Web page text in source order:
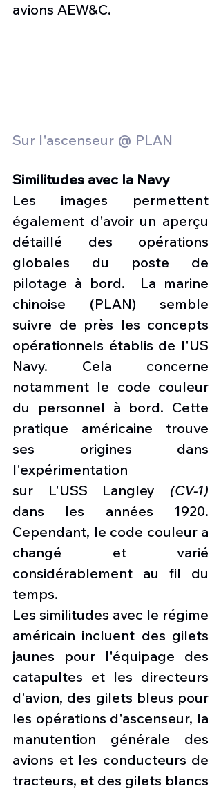
avions AEW&C.
Sur l'ascenseur @ PLAN
Similitudes avec la Navy
Les images permettent
également d'avoir un aperçu
détaillé des opérations
globales du poste de
pilotage à bord.  La marine
chinoise (PLAN) semble
suivre de près les concepts
opérationnels établis de l'US
Navy. Cela concerne
notamment le code couleur
du personnel à bord. Cette
pratique américaine trouve
ses origines dans
l'expérimentation
sur L'USS
Langley (CV-1)
dans les années 1920.
Cependant, le code couleur a
changé et varié
considérablement au fil du
temps.
Les similitudes avec le régime
américain incluent des gilets
jaunes pour l'équipage des
catapultes et les directeurs
d'avion, des gilets bleus pour
les opérations d'ascenseur, la
manutention générale des
avions et les conducteurs de
tracteurs, et des gilets blancs